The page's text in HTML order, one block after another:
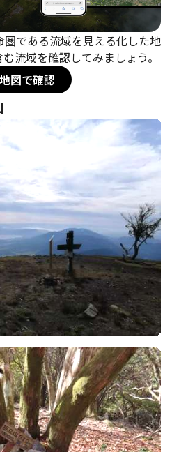
である流域を見える化した地
流域を確認してみましょう。
図で確認